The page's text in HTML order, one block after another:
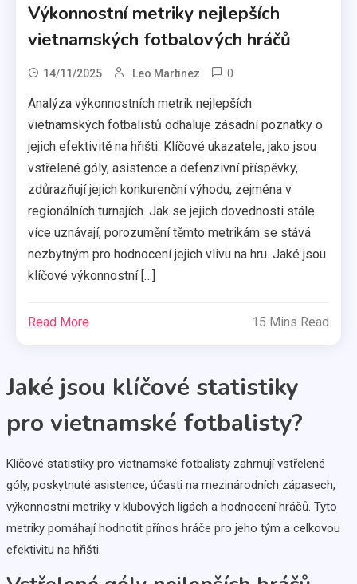
Výkonnostní metriky nejlepších
vietnamských fotbalových hráčů
14/11/2025 Leo Martinez 0
Analýza výkonnostních metrik nejlepších
vietnamských fotbalistů odhaluje zásadní poznatky o
jejich efektivitě na hřišti. Klíčové ukazatele, jako jsou
vstřelené góly, asistence a defenzivní příspěvky,
zdůrazňují jejich konkurenční výhodu, zejména v
regionálních turnajích. Jak se jejich dovednosti stále
více uznávají, porozumění těmto metrikám se stává
nezbytným pro hodnocení jejich vlivu na hru. Jaké jsou
klíčové výkonnostní […]
Read More 15 Mins Read
Jaké jsou klíčové statistiky
pro vietnamské fotbalisty?
Klíčové statistiky pro vietnamské fotbalisty zahrnují vstřelené
góly, poskytnuté asistence, účasti na mezinárodních zápasech,
výkonnostní metriky v klubových ligách a hodnocení hráčů. Tyto
metriky pomáhají hodnotit přínos hráče pro jeho tým a celkovou
efektivitu na hřišti.